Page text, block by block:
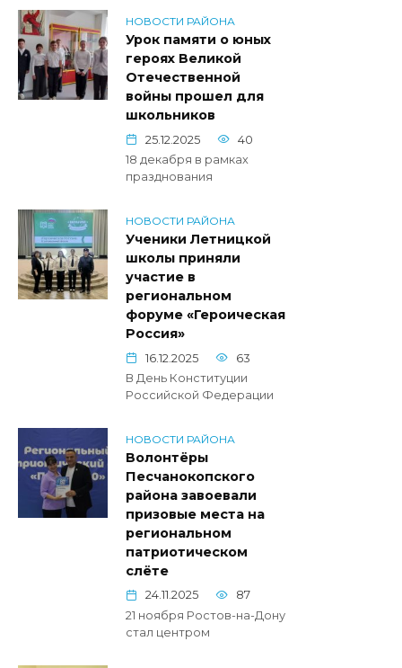
НОВОСТИ РАЙОНА
Урок памяти о юных
героях Великой
Отечественной
войны прошел для
школьников
25.12.2025
40
18 декабря в рамках
празднования
НОВОСТИ РАЙОНА
Ученики Летницкой
школы приняли
участие в
региональном
форуме «Героическая
Россия»
16.12.2025
63
В День Конституции
Российской Федерации
НОВОСТИ РАЙОНА
Волонтёры
Песчанокопского
района завоевали
призовые места на
региональном
патриотическом
слёте
24.11.2025
87
21 ноября Ростов-на-Дону
стал центром